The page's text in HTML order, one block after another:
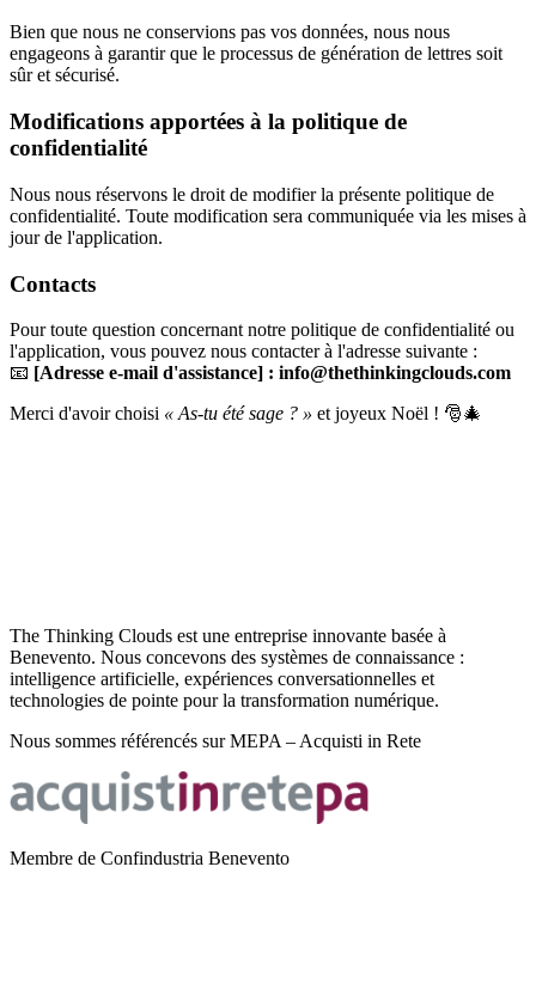
Bien que nous ne conservions pas vos données, nous nous
engageons à garantir que le processus de génération de lettres soit
sûr et sécurisé.
Modifications apportées à la politique de
confidentialité
Nous nous réservons le droit de modifier la présente politique de
confidentialité. Toute modification sera communiquée via les mises à
jour de l'application.
Contacts
Pour toute question concernant notre politique de confidentialité ou
l'application, vous pouvez nous contacter à l'adresse suivante :
📧 [Adresse e-mail d'assistance] : info@thethinkingclouds.com
Merci d'avoir choisi « As-tu été sage ? » et joyeux Noël ! 🎅🎄
The Thinking Clouds est une entreprise innovante basée à
Benevento. Nous concevons des systèmes de connaissance :
intelligence artificielle, expériences conversationnelles et
technologies de pointe pour la transformation numérique.
Nous sommes référencés sur MEPA – Acquisti in Rete
Membre de Confindustria Benevento